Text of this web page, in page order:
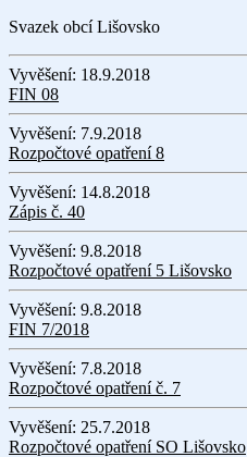
Svazek obcí Lišovsko
Vyvěšení: 18.9.2018
FIN 08
Vyvěšení: 7.9.2018
Rozpočtové opatření 8
Vyvěšení: 14.8.2018
Zápis č. 40
Vyvěšení: 9.8.2018
Rozpočtové opatření 5 Lišovsko
Vyvěšení: 9.8.2018
FIN 7/2018
Vyvěšení: 7.8.2018
Rozpočtové opatření č. 7
Vyvěšení: 25.7.2018
Rozpočtové opatření SO Lišovsko